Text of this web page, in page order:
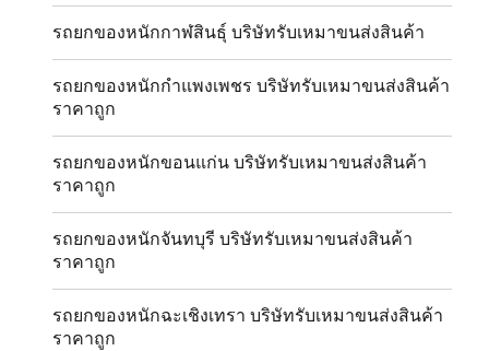
รถยกของหนักกาฬสินธุ์ บริษัทรับเหมาขนส่งสินค้า
รถยกของหนักกำแพงเพชร บริษัทรับเหมาขนส่งสินค้า
ราคาถูก
รถยกของหนักขอนแก่น บริษัทรับเหมาขนส่งสินค้า
ราคาถูก
รถยกของหนักจันทบุรี บริษัทรับเหมาขนส่งสินค้า
ราคาถูก
รถยกของหนักฉะเชิงเทรา บริษัทรับเหมาขนส่งสินค้า
ราคาถูก